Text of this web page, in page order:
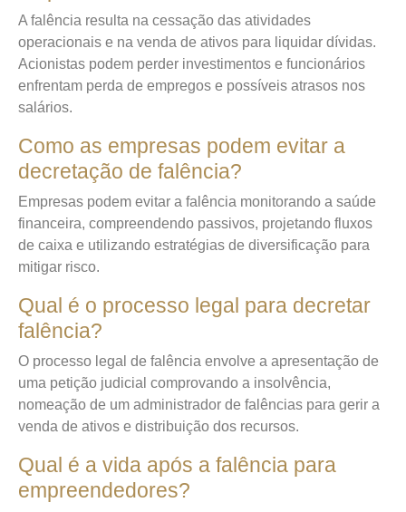
A falência resulta na cessação das atividades
operacionais e na venda de ativos para liquidar dívidas.
Acionistas podem perder investimentos e funcionários
enfrentam perda de empregos e possíveis atrasos nos
salários.
Como as empresas podem evitar a
decretação de falência?
Empresas podem evitar a falência monitorando a saúde
financeira, compreendendo passivos, projetando fluxos
de caixa e utilizando estratégias de diversificação para
mitigar risco.
Qual é o processo legal para decretar
falência?
O processo legal de falência envolve a apresentação de
uma petição judicial comprovando a insolvência,
nomeação de um administrador de falências para gerir a
venda de ativos e distribuição dos recursos.
Qual é a vida após a falência para
empreendedores?